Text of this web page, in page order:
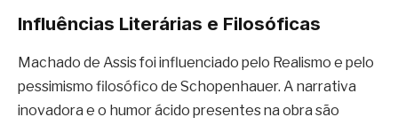
Influências Literárias e Filosóficas
Machado de Assis foi influenciado pelo Realismo e pelo
pessimismo filosófico de Schopenhauer. A narrativa
inovadora e o humor ácido presentes na obra são